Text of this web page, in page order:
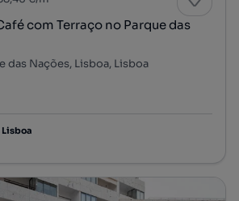
com Terraço no Parque das
das Nações, Lisboa, Lisboa
Lisboa